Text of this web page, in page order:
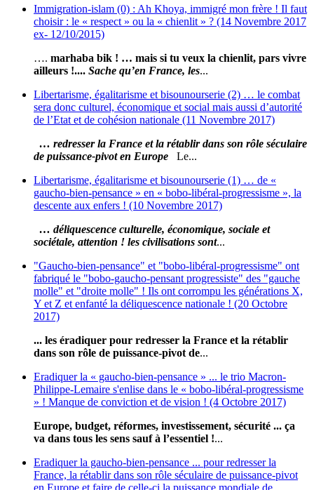
Immigration-islam (0) : Ah Khoya, immigré mon frère ! Il faut
choisir : le « respect » ou la « chienlit » ? (14 Novembre 2017
ex- 12/10/2015)
…. marhaba bik ! … mais si tu veux la chienlit, pars vivre
ailleurs !.... Sache qu’en France, les...
Libertarisme, égalitarisme et bisounourserie (2) … le combat
sera donc culturel, économique et social mais aussi d’autorité
de l’Etat et de cohésion nationale (11 Novembre 2017)
… redresser la France et la rétablir dans son rôle séculaire
de puissance-pivot en Europe Le...
Libertarisme, égalitarisme et bisounourserie (1) … de «
gaucho-bien-pensance » en « bobo-libéral-progressisme », la
descente aux enfers ! (10 Novembre 2017)
… déliquescence culturelle, économique, sociale et
sociétale, attention ! les civilisations sont...
"Gaucho-bien-pensance" et "bobo-libéral-progressisme" ont
fabriqué le "bobo-gaucho-pensant progressiste" des "gauche
molle" et "droite molle" ! Ils ont corrompu les générations X,
Y et Z et enfanté la déliquescence nationale ! (20 Octobre
2017)
... les éradiquer pour redresser la France et la rétablir
dans son rôle de puissance-pivot de...
Eradiquer la « gaucho-bien-pensance » ... le trio Macron-
Philippe-Lemaire s'enlise dans le « bobo-libéral-progressisme
» ! Manque de conviction et de vision ! (4 Octobre 2017)
Europe, budget, réformes, investissement, sécurité ... ça
va dans tous les sens sauf à l’essentiel !...
Eradiquer la gaucho-bien-pensance ... pour redresser la
France, la rétablir dans son rôle séculaire de puissance-pivot